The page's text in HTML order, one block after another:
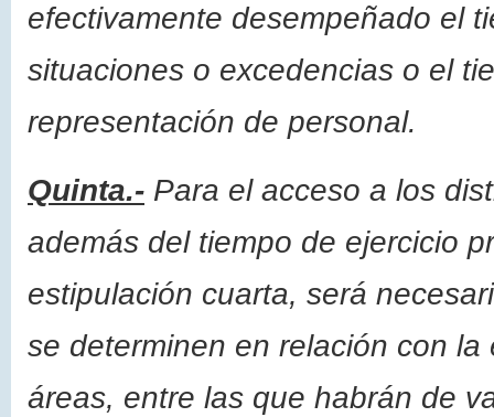
efectivamente desempeñado el
situaciones o excedencias o el
representación de personal.
Quinta.- Para el acceso a los
además del tiempo de ejercicio
estipulación cuarta, será
se determinen en relación con
áreas, entre las que habrán de